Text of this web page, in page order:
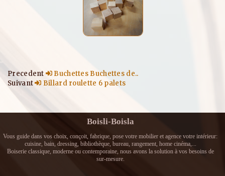
Precedent
Buchettes Buchettes de..
Suivant
Billard roulette 6 palets
Boisli-Boisla
Vous guide dans vos choix, conçoit, fabrique, pose votre mobilier et agence votre intérieur:
cuisine, bain, dressing, bibliothèque, bureau, rangement, home cinéma,...
Boiserie classique, moderne ou contemporaine, nous avons la solution à vos besoins de
sur-mesure.